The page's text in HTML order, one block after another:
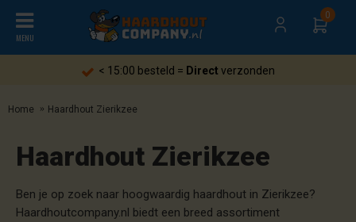
MENU
0
Gratis verzending heel Nederland
Home Haardhout Zierikzee
Haardhout Zierikzee
Ben je op zoek naar hoogwaardig haardhout in Zierikzee?
Haardhoutcompany.nl biedt een breed assortiment